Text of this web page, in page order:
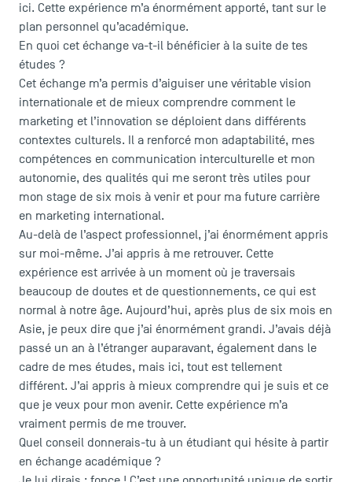
Actualités
Agenda
Recrutement
Brochures
Logos et identité graphique
Presse
FAQ
Contact
Plans et accès à TSM
ici. Cette expérience m’a énormément apporté, tant sur le
plan personnel qu’académique.
En quoi cet échange va-t-il bénéficier à la suite de tes
études ?
Cet échange m’a permis d’aiguiser une véritable vision
internationale et de mieux comprendre comment le
marketing et l’innovation se déploient dans différents
contextes culturels. Il a renforcé mon adaptabilité, mes
compétences en communication interculturelle et mon
autonomie, des qualités qui me seront très utiles pour
mon stage de six mois à venir et pour ma future carrière
en marketing international.
Au-delà de l’aspect professionnel, j’ai énormément appris
sur moi-même. J’ai appris à me retrouver. Cette
expérience est arrivée à un moment où je traversais
beaucoup de doutes et de questionnements, ce qui est
normal à notre âge. Aujourd’hui, après plus de six mois en
Asie, je peux dire que j’ai énormément grandi. J’avais déjà
passé un an à l’étranger auparavant, également dans le
cadre de mes études, mais ici, tout est tellement
différent. J’ai appris à mieux comprendre qui je suis et ce
que je veux pour mon avenir. Cette expérience m’a
vraiment permis de me trouver.
Quel conseil donnerais-tu à un étudiant qui hésite à partir
en échange académique ?